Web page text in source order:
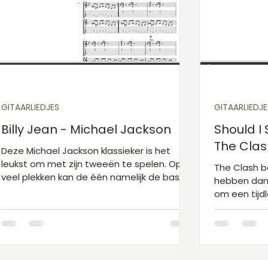
D Gitaarakkoorden E
niveau 1 Kerst Sinterklaas
Billy Jean - Michael Jackson
Deze Michael Jackson klassieker is het
leukst om met zijn tweeën te spelen. Op
veel plekken kan de één namelijk de bas lijn
techniek, aangegeven met kruisjes in de
tab. Dit doe je door het akkoord met je
GITAARLIEDJES
Should I
The
The Clash
hebben
om een
ritmes en
terugvindt,
er barré-